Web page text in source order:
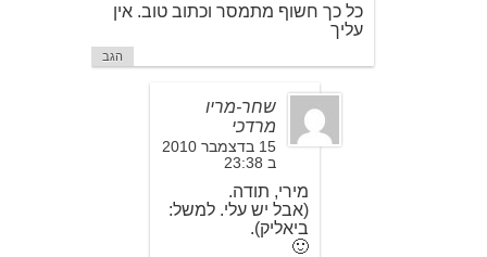
כל כך חשוף מתמסר וכתוב טוב. אין
עליך
הגב
שחר-מריו
מרדכי
15 בדצמבר 2010
ב 23:38
מירי, תודה.
(אבל יש עלי. למשל:
ביאליק).
🙂